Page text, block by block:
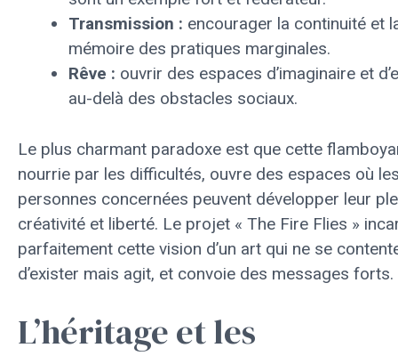
Transmission : encourager la continuité et
mémoire des pratiques marginales.
Rêve : ouvrir des espaces d’imaginaire et
au-delà des obstacles sociaux.
Le plus charmant paradoxe est que cette
nourrie par les difficultés, ouvre des espaces où
personnes concernées peuvent développer leur
créativité et liberté. Le projet « The Fire Flies »
parfaitement cette vision d’un art qui ne se
d’exister mais agit, et convoie des messages forts.
L’héritage et les